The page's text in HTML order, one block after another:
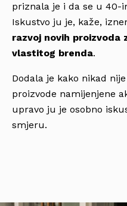
priznala je i da se u 40-
Iskustvo ju je, kaže,
razvoj novih proizvoda
vlastitog brenda.
Dodala je kako nikad
proizvode namijenjene
upravo ju je osobno
smjeru.